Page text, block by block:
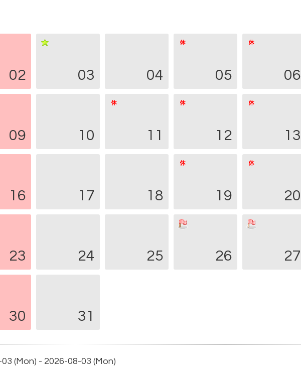
02 03 04 05 06
09 10 11 12 13
16 17 18 19 20
23 24 25 26 27
30 31
(Mon) - 2026-08-03 (Mon)